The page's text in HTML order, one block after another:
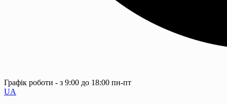
Графік роботи - з 9:00 до 18:00 пн-пт
UA